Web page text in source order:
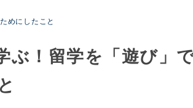
めにしたこと
ぶ！留学を「遊び」